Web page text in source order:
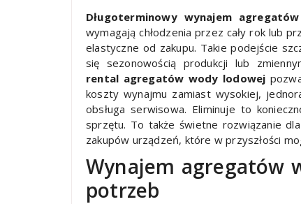
Długoterminowy wynajem
wymagają chłodzenia przez cały rok lub
elastyczne od zakupu. Takie podejście
się sezonowością produkcji lub
rental agregatów wody lodowej
koszty wynajmu zamiast wysokiej,
obsługa serwisowa. Eliminuje to
sprzętu. To także świetne rozwiązanie
zakupów urządzeń, które w przyszłości
Wynajem agregatów
potrzeb